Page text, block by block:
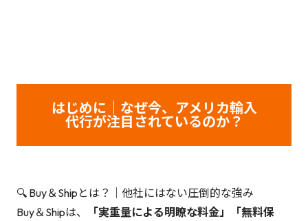
はじめに｜なぜ今、アメリカ輸入
代行が注目されているのか？
🔍 Buy＆Shipとは？｜他社にはない圧倒的な強み
Buy＆Shipは、
「実重量による明瞭な料金」「無料保